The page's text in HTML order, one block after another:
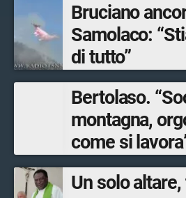
Bruciano
Samolaco:
di tutto”
Bertolaso.
montagna,
come si
Un solo